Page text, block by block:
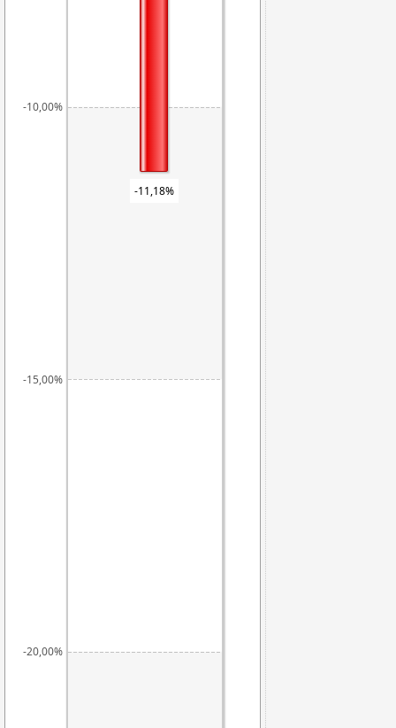
-20,00%
-15,00%
-10,00%
-11,18%